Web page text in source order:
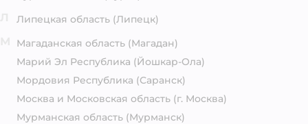
Липецкая область (Липецк)
Магаданская область (Магадан)
Марий Эл Республика (Йошкар-Ола)
Мордовия Республика (Саранск)
Москва и Московская область (г. Москва)
Мурманская область (Мурманск)